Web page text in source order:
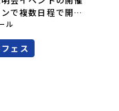
とう）をながめる
牛の酪農（らくの
物が豊かな町で
としても有名。江
では「日本遺産」
統的な「鮭」の産
。一万年前の縄文
で複数日程で開催
皆様にお会いでき
下の「申し込む」
\ 地域みらい留学高
時2026年8月22日
15:00場所東京
ル
ェス